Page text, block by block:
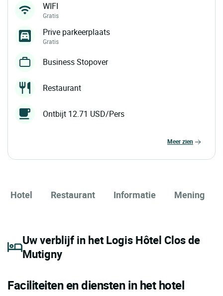
WIFI
Gratis
Prive parkeerplaats
Gratis
Business Stopover
Restaurant
Ontbijt 12.71 USD/Pers
meer zien
Hotel Restaurant Informatie Mening
Uw verblijf in het Logis Hôtel Clos de
Mutigny
Faciliteiten en diensten in het hotel